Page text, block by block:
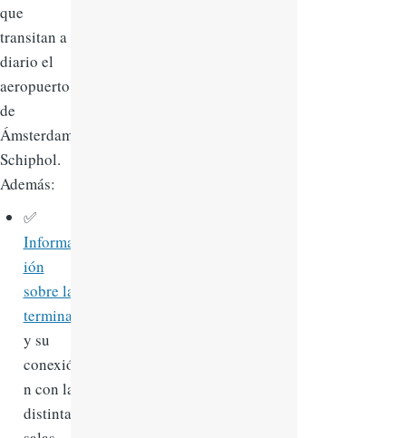
que
transitan a
diario el
aeropuerto
de
Ámsterdam
Schiphol.
Además:
✅
Informac
ión
sobre la
terminal
y su
conexió
n con las
distintas